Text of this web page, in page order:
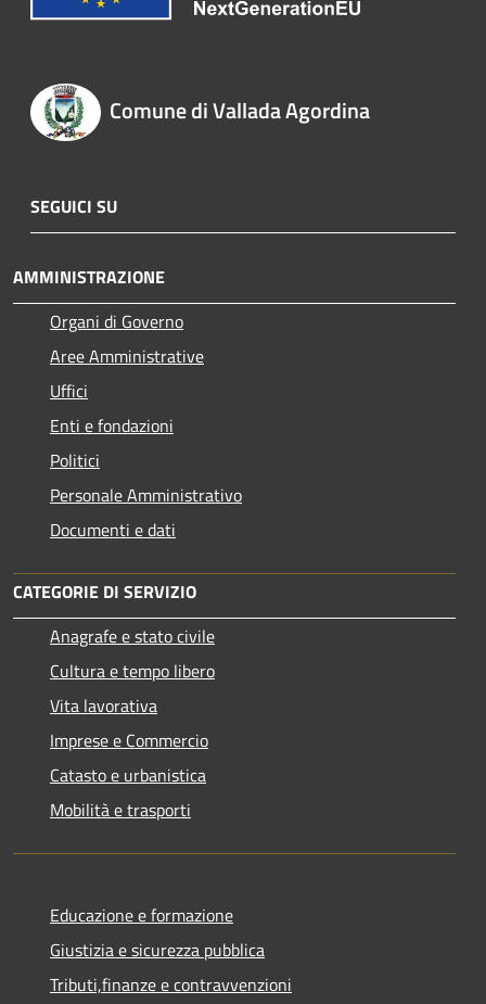
Comune di Vallada Agordina
SEGUICI SU
AMMINISTRAZIONE
Organi di Governo
Aree Amministrative
Uffici
Enti e fondazioni
Politici
Personale Amministrativo
Documenti e dati
CATEGORIE DI SERVIZIO
Anagrafe e stato civile
Cultura e tempo libero
Vita lavorativa
Imprese e Commercio
Catasto e urbanistica
Mobilità e trasporti
Educazione e formazione
Giustizia e sicurezza pubblica
Tributi,finanze e contravvenzioni